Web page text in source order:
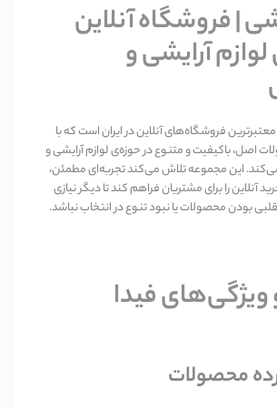
| فروشگاه آنلاین
آرایشی و
فروشگاه‌های آنلاین در ایران است که با
اصل، باکیفیت و متنوع در حوزه‌ی لوازم آرایشی و
این مجموعه تلاش می‌کند تجربه‌ای مطمئن،
آنلاین را برای مشتریان فراهم کند تا دیگر نیازی
بودن محصولات یا نبود تنوع در انتخاب نباشد.
فیدا
محصولات